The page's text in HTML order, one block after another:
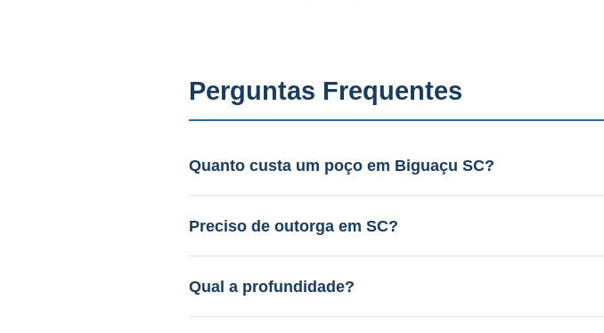
Perguntas Frequentes
Quanto custa um poço em Biguaçu SC?
Entre R$ 15.000 a R$ 35.000. Aquífero cristalino
Preciso de outorga em SC?
Sim. A PAAS cuida de todo o licenciamento junto ao IMA-
Qual a profundidade?
40 a 120m em aquífero cristalino fraturado, vazão de 3 a